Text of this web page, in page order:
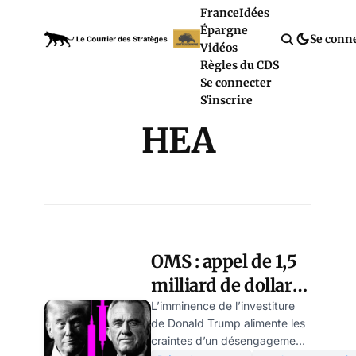
FranceIdées
Épargne
Vidéos
Règles du CDS
Se connecter
S'inscrire
Se
HEA
OMS : appel de 1,5
milliard de dollars
pour les urgences
menacé par le
L’imminence de l’investiture
de Donald Trump alimente les
craintes d’un désengagement